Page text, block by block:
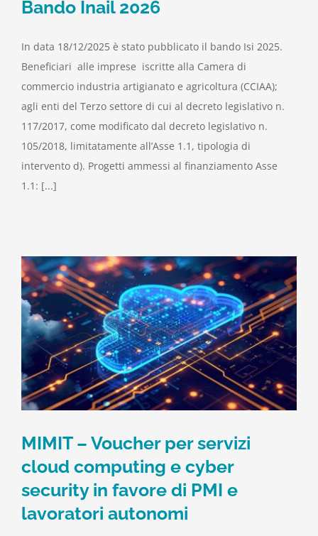
Bando Inail 2026
In data 18/12/2025 è stato pubblicato il bando Isi 2025.
Beneficiari alle imprese iscritte alla Camera di
commercio industria artigianato e agricoltura (CCIAA);
agli enti del Terzo settore di cui al decreto legislativo n.
117/2017, come modificato dal decreto legislativo n.
105/2018, limitatamente all’Asse 1.1, tipologia di
intervento d). Progetti ammessi al finanziamento Asse
1.1: [...]
MIMIT – Voucher per servizi
cloud computing e cyber
security in favore di PMI e
lavoratori autonomi